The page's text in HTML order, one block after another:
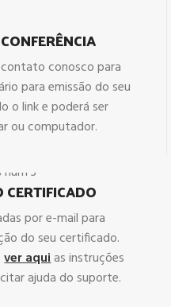
conosco para
para emissão do seu
o link e poderá ser
ou computador.
por e-mail para
do seu certificado.
ver aquias instruções
ajuda do suporte.